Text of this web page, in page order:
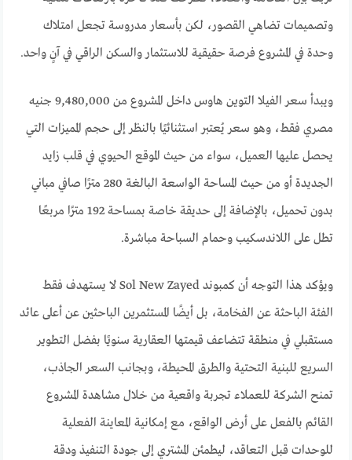
وتصميمات تضاهي القصور، لكن بأسعار مدروسة تجعل امتلاك
وحدة في المشروع فرصة حقيقية للاستثمار والسكن الراقي في آنٍ واحد.
ويبدأ سعر الفيلا التوين هاوس داخل المشروع من 9,480,000 جنيه
مصري فقط، وهو سعر يُعتبر استثنائيًا بالنظر إلى حجم المميزات التي
يحصل عليها العميل، سواء من حيث الموقع الحيوي في قلب زايد
الجديدة أو من حيث المساحة الواسعة البالغة 280 مترًا صافي مباني
بدون تحميل، بالإضافة إلى حديقة خاصة بمساحة 192 مترًا مربعًا
تطل على اللاندسكيب وحمام السباحة مباشرة.
ويؤكد هذا التوجه أن كمبوند Sol New Zayed لا يستهدف فقط
الفئة الباحثة عن الفخامة، بل أيضًا المستثمرين الباحثين عن أعلى عائد
مستقبلي في منطقة تتضاعف قيمتها العقارية سنويًا بفضل التطوير
السريع للبنية التحتية والطرق المحيطة، وبجانب السعر الجاذب،
تمنح الشركة للعملاء تجربة واقعية من خلال مشاهدة المشروع
القائم بالفعل على أرض الواقع، مع إمكانية المعاينة الفعلية
للوحدات قبل التعاقد، ليطمئن المشتري إلى جودة التنفيذ ودقة